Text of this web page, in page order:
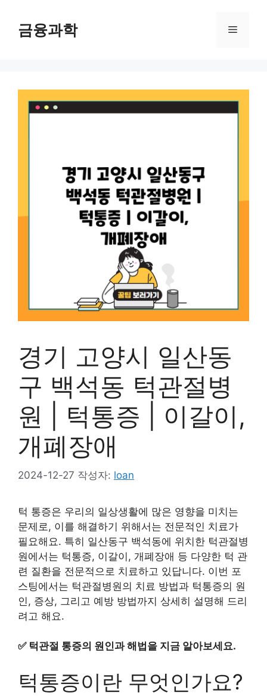
금융과학 메
경기 고양시 일산동
구 백석동 턱관절병
원 | 턱통증 | 이갈이,
개폐장애
2024-12-27 작성자: loan
턱 통증은 우리의 일상생활에 많은 영향을 미치는
문제로, 이를 해결하기 위해서는 전문적인 치료가
필요해요. 특히 일산동구 백석동에 위치한 턱관절병
원에서는 턱통증, 이갈이, 개폐장애 등 다양한 턱 관
련 질환을 전문적으로 치료하고 있답니다. 이번 포
스팅에서는 턱관절병원의 치료 방법과 턱통증의 원
인, 증상, 그리고 예방 방법까지 상세히 설명해 드리
려고 해요.
✅ 턱관절 통증의 원인과 해법을 지금 알아보세요.
턱통증이란 무엇인가요?